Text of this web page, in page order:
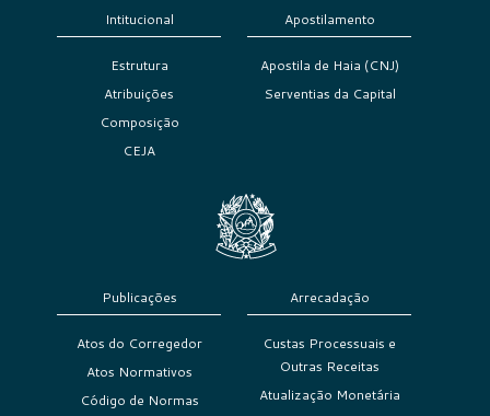
Intitucional
Estrutura
Atribuições
Composição
CEJA
Apostilamento
Apostila de Haia (CNJ)
Serventias da Capital
Publicações
Atos do Corregedor
Atos Normativos
Código de Normas
Arrecadação
Custas Processuais e
Outras Receitas
Atualização Monetária